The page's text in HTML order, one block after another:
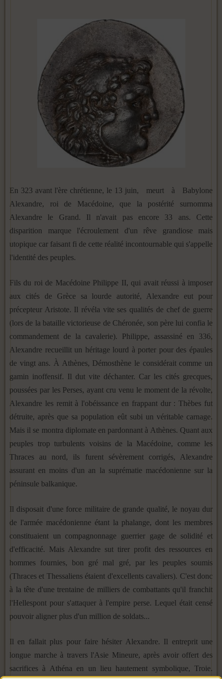
En 323 avant l'ère chrétienne, le 13 juin, meurt à Babylone
Alexandre, roi de Macédoine, que la postérité surnomma
Alexandre le Grand. Il n'avait pas encore 33 ans. Cette
disparition marque l'écroulement d'un rêve grandiose mais
utopique car faisant fi de cette réalité incontournable qui s'appelle
l'identité des peuples.
Fils du roi de Macédoine Philippe II, qui avait réussi à imposer
aux cités de Grèce sa lourde autorité, Alexandre eut pour
précepteur Aristote. Il révéla vite ses qualités de chef de guerre
(lors de la bataille victorieuse de Chéronée, son père lui confia le
commandement de la cavalerie). Philippe, assassiné en 336,
Alexandre recueillit un héritage lourd à porter pour des épaules
de vingt ans. À Athènes, Démosthène le considérait comme un
gamin inoffensif. Il dut vite déchanter. Car les cités grecques,
poussées par les Perses, ayant cru venu le moment de la révolte,
Alexandre les remit à l'obéissance en frappant dur : Thèbes fut
détruite, après que sa population eût subi un véritable carnage.
Mais il se montra diplomate en pardonnant à Athènes. Quant aux
peuples trop turbulents voisins de la Macédoine, comme les
Thraces au nord, ils furent sévèrement corrigés, Alexandre
assurant en moins d'un an la suprématie macédonienne sur la
péninsule balkanique.
Il disposait d'une force militaire de grande qualité, le noyau dur
de l'armée macédonienne étant la phalange, dont les membres
constituaient un compagnonnage guerrier gage de solidité et
d'efficacité. Mais Alexandre sut tirer profit des ressources en
hommes fournies, bon gré mal gré, par les peuples soumis
(Thraces et Thessaliens étaient d'excellents cavaliers). C'est donc
à la tête d'une trentaine de milliers de combattants qu'il franchit
l'Hellespont pour s'attaquer à l'empire perse. Lequel était censé
pouvoir aligner plus d'un million de soldats...
Il en fallait plus pour faire hésiter Alexandre. Il entreprit une
longue marche à travers l'Asie Mineure, après avoir offert des
sacrifices à Athéna en un lieu hautement symbolique, Troie.